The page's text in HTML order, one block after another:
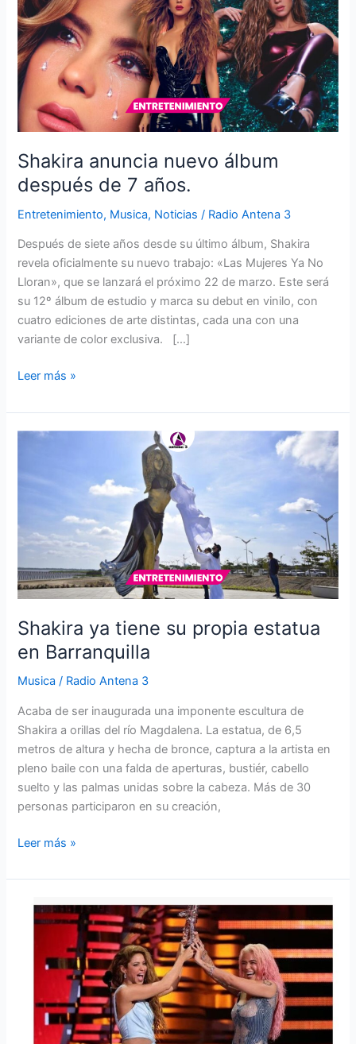
Shakira anuncia nuevo álbum
después de 7 años.
Entretenimiento, Musica, Noticias / Radio Antena 3
Después de siete años desde su último álbum, Shakira
revela oficialmente su nuevo trabajo: «Las Mujeres Ya No
Lloran», que se lanzará el próximo 22 de marzo. Este será
su 12º álbum de estudio y marca su debut en vinilo, con
cuatro ediciones de arte distintas, cada una con una
variante de color exclusiva. […]
nuevo
álbum
después
de
7
años.
Leer más »
Shakira ya tiene su propia estatua
en Barranquilla
Musica / Radio Antena 3
Acaba de ser inaugurada una imponente escultura de
Shakira a orillas del río Magdalena. La estatua, de 6,5
metros de altura y hecha de bronce, captura a la artista en
pleno baile con una falda de aperturas, bustiér, cabello
suelto y las palmas unidas sobre la cabeza. Más de 30
personas participaron en su creación,
Shakira
tiene
estatua
Barranquilla
Leer más »
Shakira
mejor
colaboración